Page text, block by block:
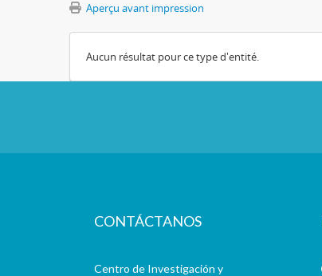
Aperçu avant impression
Aucun résultat pour ce type d'entité.
CONTÁCTANOS
Centro de Investigación y